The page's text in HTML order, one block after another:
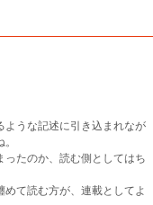
ような記述に引き込まれなが
たのか、読む側としてはち
て読む方が、連載としてよ